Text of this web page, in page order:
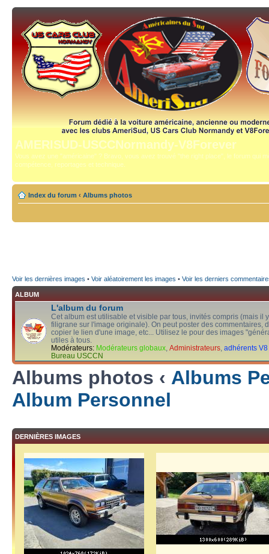
AMERISUD-USCCNormandy-V8Forever
Vous avez une "américaine" ? Bravo, vous avez trouvé "the right place", le forum qui
compétence, reportages et technique.
Index du forum ‹ Albums photos
Voir les dernières images • Voir aléatoirement les images • Voir les derniers
ALBUM
L'album du forum
Cet album est utilisable et visible par tous, invités compris (mais il
filigrane sur l'image originale). On peut poster des commentaires,
copier le lien d'une image, etc... Utilisez le pour des images
utiles à tous.
Modérateurs: Modérateurs globaux Administrateurs adhérents
Bureau USCCN
Albums photos ‹ Albums
Album Personnel
DERNIÈRES IMAGES